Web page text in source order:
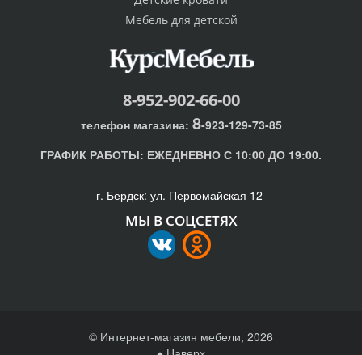
Мебель для детской
8-952-902-66-00
телефон магазина: 8-923-129-73-85
ГРАФИК РАБОТЫ: ЕЖЕДНЕВНО С 10:00 ДО 19:00.
г. Бердск: ул. Первомайская 12
МЫ В СОЦСЕТЯХ
© Интернет-магазин мебели, 2026